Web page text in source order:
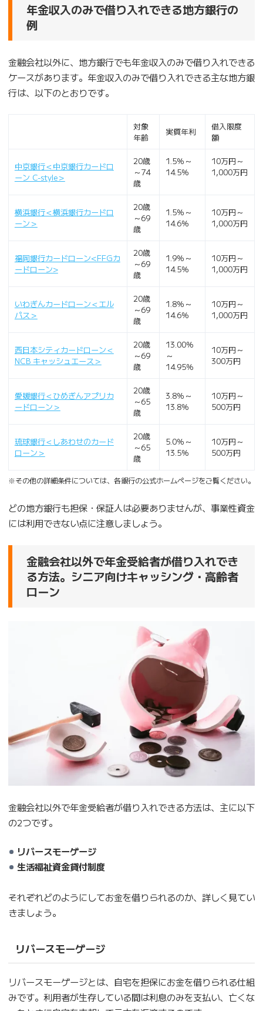
年金収入のみで借り入れできる地方銀行の
例
金融会社以外に、地方銀行でも年金収入のみで借り入れできる
ケースがあります。年金収入のみで借り入れできる主な地方銀
行は、以下のとおりです。
対象
年齢
実質年利
借入限度
額
中京銀行＜中京銀行カードロ
ーン C-style＞
20歳
～74
歳
1.5％～
14.5％
10万円～
1,000万円
横浜銀行＜横浜銀行カードロ
ーン＞
20歳
～69
歳
1.5％～
14.6％
10万円～
1,000万円
福岡銀行カードローン<FFGカ
ードローン>
20歳
～69
歳
1.9％～
14.5％
10万円～
1,000万円
いわぎんカードローン＜エル
パス＞
20歳
～69
歳
1.8％～
14.6％
10万円～
1,000万円
西日本シティカードローン＜
NCB キャッシュエース＞
20歳
～69
歳
13.00％
～
14.95％
10万円～
300万円
愛媛銀行＜ひめぎんアプリカ
ードローン＞
20歳
～65
歳
3.8％～
13.8％
10万円～
500万円
琉球銀行＜しあわせのカード
ローン＞
20歳
～65
歳
5.0％～
13.5％
10万円～
500万円
※その他の詳細条件については、各銀行の公式ホームページをご覧ください。
どの地方銀行も担保・保証人は必要ありませんが、事業性資金
には利用できない点に注意しましょう。
金融会社以外で年金受給者が借り入れでき
る方法。シニア向けキャッシング・高齢者
ローン
金融会社以外で年金受給者が借り入れできる方法は、主に以下
の2つです。
リバースモーゲージ
生活福祉資金貸付制度
それぞれどのようにしてお金を借りられるのか、詳しく見てい
きましょう。
リバースモーゲージ
リバースモーゲージとは、自宅を担保にお金を借りられる仕組
みです。利用者が生存している間は利息のみを支払い、亡くな